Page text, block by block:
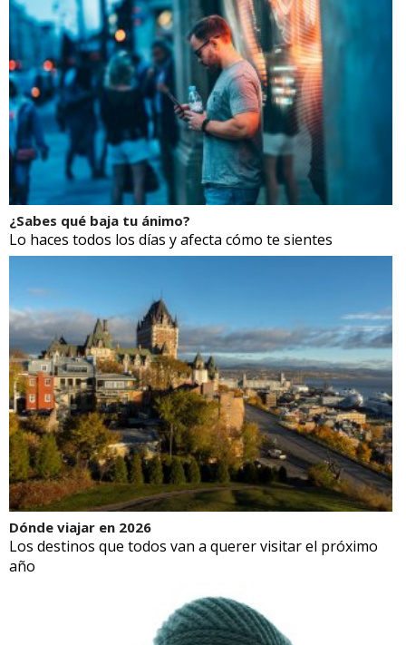
¿Sabes qué baja tu ánimo?
Lo haces todos los días y afecta cómo te sientes
Dónde viajar en 2026
Los destinos que todos van a querer visitar el próximo
año